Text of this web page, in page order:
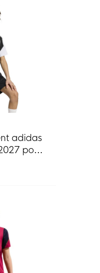
adidas
pour
blanc,